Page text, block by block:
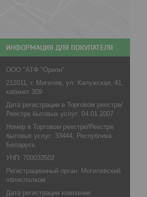
ИНФОРМАЦИЯ ДЛЯ ПОКУПАТЕЛЯ
ООО "АТФ "Орион"
212011, г. Могилев, ул. Калужская, 41,
кабинет 309
Дата регистрации в Торговом реестре/
Реестре бытовых услуг: 04.01.2007
Номер в Торговом реестре/Реестре
бытовых услуг: 33444, Республика
Беларусь
УНП: 700033502
Регистрационный орган: Могилевский
облисполком
Дата регистрации компании: